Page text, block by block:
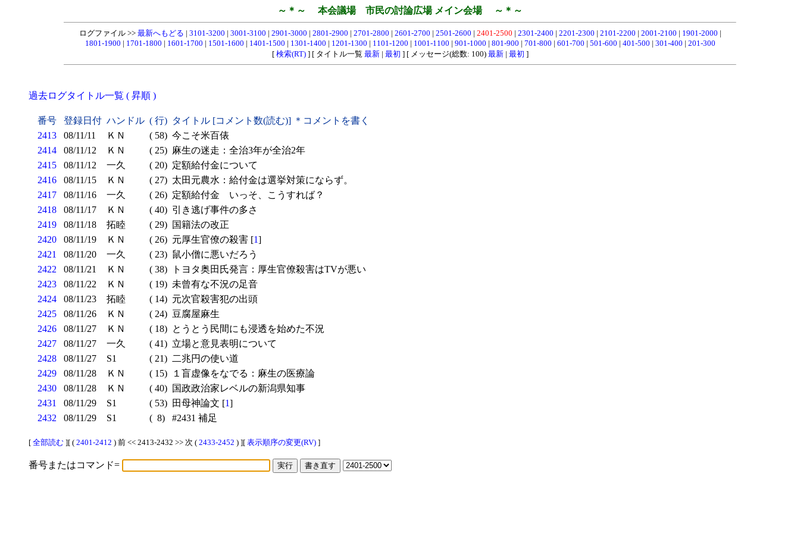
～＊～ 本会議場 市民の討論広場 メイン会場 ～＊～
ログファイル >> 最新へもどる | 3101-3200 | 3001-3100 | 2901-3000 | 2801-2900 | 2701-2800 | 2601-2700 | 2501-2600 | 2401-2500 | 2301-2400 | 2201-2300 | 2101-2200 | 2001-2100 | 1901-2000 |
1801-1900 | 1701-1800 | 1601-1700 | 1501-1600 | 1401-1500 | 1301-1400 | 1201-1300 | 1101-1200 | 1001-1100 | 901-1000 | 801-900 | 701-800 | 601-700 | 501-600 | 401-500 | 301-400 | 201-300
[ 検索(RT)] [ タイトル一覧 最新| 最初 ] [ メッセージ(総数: 100) 最新| 最初 ]
過去ログタイトル一覧 ( 昇順 )
番号 登録日付 ハンドル ( 行) タイトル [コメント数(読む)] ＊コメントを書く
2413
08/11/11 ＫＮ ( 58) 今こそ米百俵
2414
08/11/12 ＫＮ ( 25) 麻生の迷走：全治3年が全治2年
2415
08/11/12 一久 ( 20) 定額給付金について
2416
08/11/15 ＫＮ ( 27) 太田元農水：給付金は選挙対策にならず。
2417
08/11/16 一久 ( 26) 定額給付金 いっそ、こうすれば？
2418
08/11/17 ＫＮ ( 40) 引き逃げ事件の多さ
2419
08/11/18 拓睦 ( 29) 国籍法の改正
2420
08/11/19 ＫＮ ( 26) 元厚生官僚の殺害 [1]
2421
08/11/20 一久 ( 23) 鼠小僧に悪いだろう
2422
08/11/21 ＫＮ ( 38)
トヨタ奥田氏発言：厚生官僚殺害はTVが悪い
2423
08/11/22 ＫＮ ( 19) 未曾有な不況の足音
2424
08/11/23 拓睦 ( 14) 元次官殺害犯の出頭
2425
08/11/26 ＫＮ ( 24) 豆腐屋麻生
2426
08/11/27 ＫＮ ( 18) とうとう民間にも浸透を始めた不況
2427
08/11/27 一久 ( 41) 立場と意見表明について
2428
08/11/27 S1 ( 21) 二兆円の使い道
2429
08/11/28 ＫＮ ( 15)
１盲虚像をなでる：麻生の医療論
2430
08/11/28 ＫＮ ( 40) 国政政治家レベルの新潟県知事
2431
08/11/29 S1 ( 53) 田母神論文 [1]
2432
08/11/29 S1 ( 8) #2431 補足
[ 全部読む ][ ( 2401-2412 ) 前 << 2413-2432 >> 次 ( 2433-2452 ) ][ 表示順序の変更(RV) ]
番号またはコマンド=